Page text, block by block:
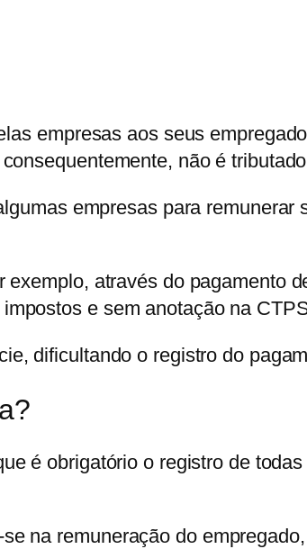
empresas aos seus
não é
empresas para
através do pagamento
e sem anotação na
dificultando o registro do
é obrigatório o registro de
na remuneração do